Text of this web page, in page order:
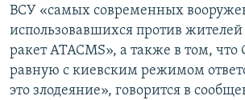
ВСУ «самых современных
использовавшихся против жителей
ракет ATACMS», а также в том,
равную с киевским режимом
это злодеяние», говорится в